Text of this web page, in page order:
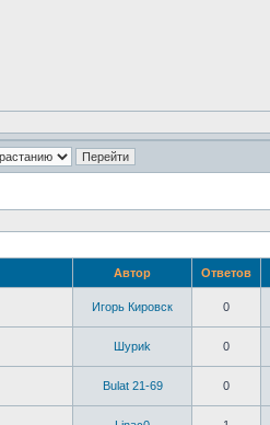
Автор Ответов
Игорь Кировск 0
Шyриk 0
Bulat 21-69 0